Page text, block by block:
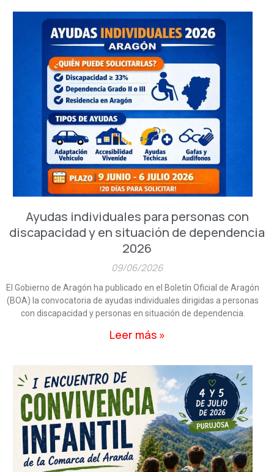
Ayudas individuales para personas con
discapacidad y en situación de dependencia
2026
09/06/2026
El Gobierno de Aragón ha publicado en el Boletín Oficial de Aragón
(BOA) la convocatoria de ayudas individuales dirigidas a personas
con discapacidad y personas en situación de dependencia.
Leer más »